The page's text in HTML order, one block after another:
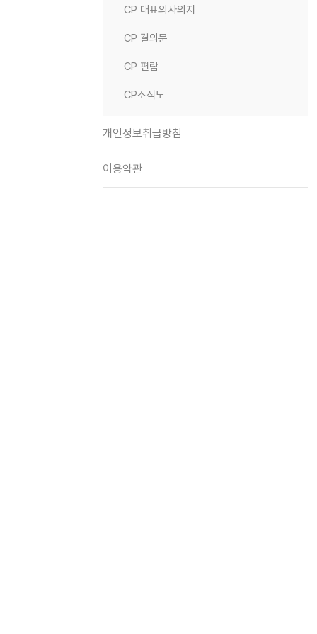
CP 대표의사의지
CP 결의문
CP 편람
CP조직도
개인정보취급방침
이용약관